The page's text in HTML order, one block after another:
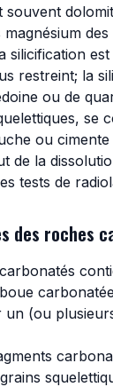
souvent
des
silicification
restreint; la
ou de
se
ou cimente
de la
tests de
des roches
un (ou